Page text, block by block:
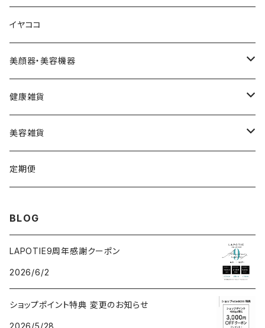
シャイニー
スムース
V3コンシーラー
HARIデイリークリーム
VSPICサンセラム
VSPIC C グロウミスト
VSRICビタミンC美容液
v3セットアップブラシ
Cクレンザー
Cクリーム
Cクレイパック
基本4種セット
羽根型
ウェーブ型
ロング
スティック
チューっとカット
カッティー
バーニー
ビタマイン
ヴィディアル・ニードリッチ
イヤココ
美顔器・美容機器
ビューティフェイススティック・リン
レーザー&EMSリフトブラシPRO2.0
ビューティフェイススティック2.0
ヘッドスパ
健康雑貨
ストーンホットパット
美容雑貨
モコモコがま口
定期便
BLOG
LAPOTIE9周年感謝クーポン
2026/6/2
ショップポイント特典 変更のお知らせ
2026/5/28